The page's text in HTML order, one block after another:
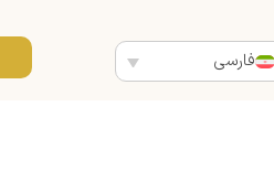
فارسی